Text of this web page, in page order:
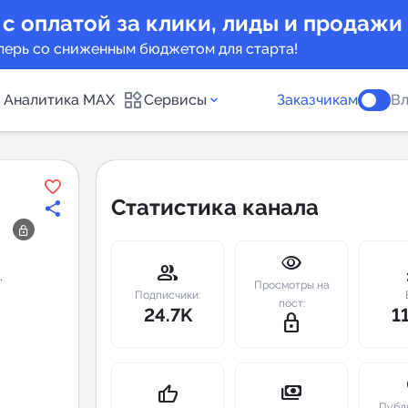
оплатой за клики, лиды и продажи
со сниженным бюджетом для старта!
Аналитика MAX Сервисы
Telegram
New
Заказчикам
Статистика канала
group
Подписчики:
24.7K
visibility
Просмотры на
пост:
lock_outline
thumb_up payments